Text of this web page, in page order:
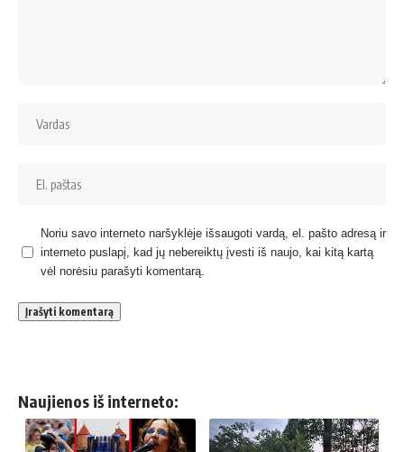
Noriu savo interneto naršyklėje išsaugoti vardą, el. pašto adresą ir
interneto puslapį, kad jų nebereiktų įvesti iš naujo, kai kitą kartą
vėl norėsiu parašyti komentarą.
Naujienos iš interneto: